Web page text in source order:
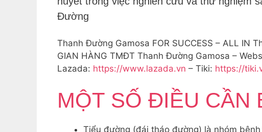
Đường
Thanh Đường Gamosa FOR SUCCESS – ALL IN
GIAN HÀNG TMĐT Thanh Đường Gamosa –
Lazada: https://www.lazada.vn – Tiki: https://
MỘT SỐ ĐIỀU
Tiểu đường (đái tháo đường) là nhóm